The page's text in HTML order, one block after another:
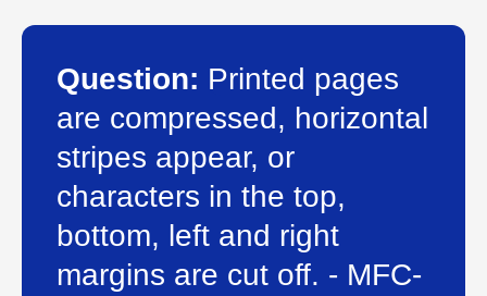
Question: Printed pages
are compressed, horizontal
stripes appear, or
characters in the top,
bottom, left and right
margins are cut off. - MFC-